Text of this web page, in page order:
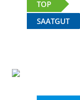
TOP
SAATGUT